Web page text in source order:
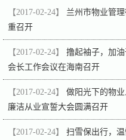
【2017-02-24】
兰州市物业管
重召开
【2017-02-24】
撸起袖子，加
会长工作会议在海南召开
【2017-02-24】
做阳光下的物
廉洁从业宣誓大会圆满召开
【2017-02-24】 扫雪保出行，